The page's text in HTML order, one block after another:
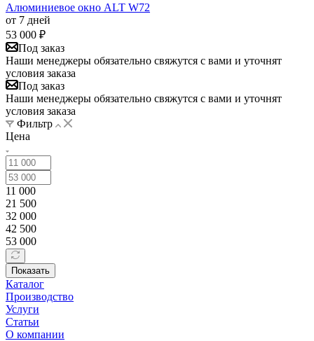
Алюминиевое окно ALT W72
от 7 дней
53 000 ₽
Под заказ
Наши менеджеры обязательно свяжутся с вами и уточнят
условия заказа
Под заказ
Наши менеджеры обязательно свяжутся с вами и уточнят
условия заказа
Фильтр
Цена
11 000
21 500
32 000
42 500
53 000
Показать
Каталог
Производство
Услуги
Статьи
О компании